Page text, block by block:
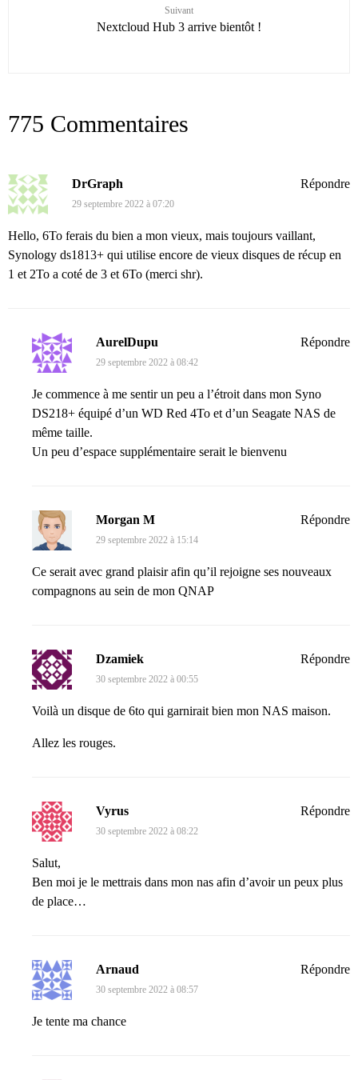
Suivant
Nextcloud Hub 3 arrive bientôt !
775 Commentaires
DrGraph
29 septembre 2022 à 07:20
Hello, 6To ferais du bien a mon vieux, mais toujours vaillant,
Synology ds1813+ qui utilise encore de vieux disques de récup en
1 et 2To a coté de 3 et 6To (merci shr).
Répondre
AurelDupu
29 septembre 2022 à 08:42
Je commence à me sentir un peu a l’étroit dans mon Syno
DS218+ équipé d’un WD Red 4To et d’un Seagate NAS de
même taille.
Un peu d’espace supplémentaire serait le bienvenu
Répondre
Morgan M
29 septembre 2022 à 15:14
Ce serait avec grand plaisir afin qu’il rejoigne ses nouveaux
compagnons au sein de mon QNAP
Répondre
Dzamiek
30 septembre 2022 à 00:55
Voilà un disque de 6to qui garnirait bien mon NAS maison.
Allez les rouges.
Répondre
Vyrus
30 septembre 2022 à 08:22
Salut,
Ben moi je le mettrais dans mon nas afin d’avoir un peux plus
de place…
Répondre
Arnaud
30 septembre 2022 à 08:57
Je tente ma chance
Répondre